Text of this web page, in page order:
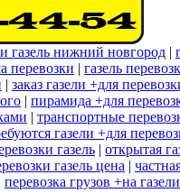
газель нижний новгород |
перевозки | газель
| заказ газели +для
| пирамида +для
| транспортные
газели +для
газель | открытая
газель цена |
перевозка грузов +на